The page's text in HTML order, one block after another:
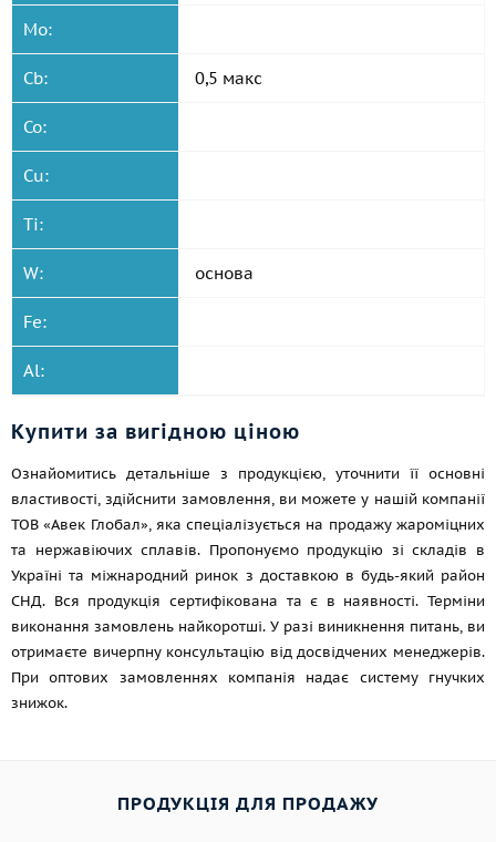
Mo:
Cb: 0,5 макс
Co:
Cu:
Ti:
W: основа
Fe:
Al:
Купити за вигідною ціною
Ознайомитись детальніше з продукцією, уточнити її основні
властивості, здійснити замовлення, ви можете у нашій компанії
ТОВ «Авек Глобал», яка спеціалізується на продажу жароміцних
та нержавіючих сплавів. Пропонуємо продукцію зі складів в
Україні та міжнародний ринок з доставкою в будь-який район
СНД. Вся продукція сертифікована та є в наявності. Терміни
виконання замовлень найкоротші. У разі виникнення питань, ви
отримаєте вичерпну консультацію від досвідчених менеджерів.
При оптових замовленнях компанія надає систему гнучких
знижок.
ПРОДУКЦІЯ ДЛЯ ПРОДАЖУ